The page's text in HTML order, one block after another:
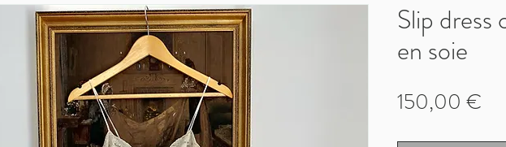
Slip
en soie
150,00 €